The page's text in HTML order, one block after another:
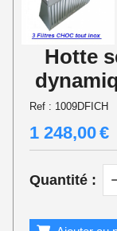
Hotte
Ref : 1009DFICH
1 248,00€
Quantité :